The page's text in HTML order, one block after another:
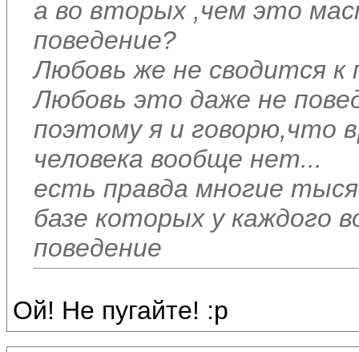
а во вторых ,чем это
поведение?
Любовь же не сводится к
Любовь это даже не
поэтому я и говорю,что
человека вообще нет...
есть правда многие
базе которых у каждого
поведение
Ой! Не пугайте! :p